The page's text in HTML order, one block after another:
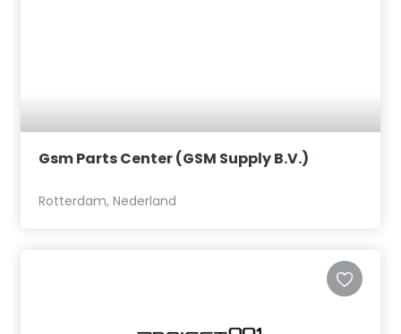
Gsm Parts Center (GSM Supply B.V.)
Rotterdam, Nederland